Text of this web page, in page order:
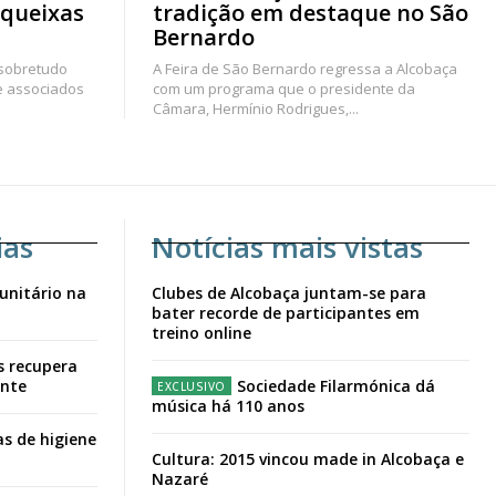
associados
tradição em destaque no São
Bernardo
A Feira de São Bernardo regressa a Alcobaça
com um programa que o presidente da
Câmara, Hermínio Rodrigues,...
na
recupera
de higiene
Notícias mais vistas
Clubes de Alcobaça juntam-se para
bater recorde de participantes em
treino online
Sociedade Filarmónica dá
música há 110 anos
Cultura: 2015 vincou made in Alcobaça e
Nazaré